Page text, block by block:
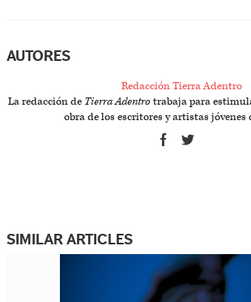
AUTORES
Redacción Tierra Adentro
La redacción de Tierra Adentrotrabaja para
obra de los escritores y artistas jóvenes
SIMILAR ARTICLES